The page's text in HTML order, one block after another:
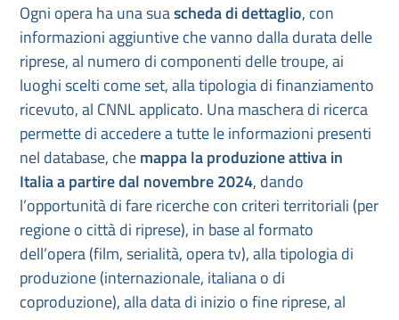
Ogni opera ha una suascheda di dettaglio, con
informazioni aggiuntive che vanno dalla durata delle
riprese, al numero di componenti delle troupe, ai
luoghi scelti come set, alla tipologia di finanziamento
ricevuto, al CNNL applicato. Una maschera di ricerca
permette di accedere a tutte le informazioni presenti
nel database, chemappala produzione attiva in
Italia a partire dal novembre 2024, dando
l’opportunità di fare ricerche con criteri territoriali (per
regione o città di riprese), in base al formato
dell’opera (film, serialità, opera tv), alla tipologia di
produzione (internazionale, italiana o di
coproduzione), alla data di inizio o fine riprese, al